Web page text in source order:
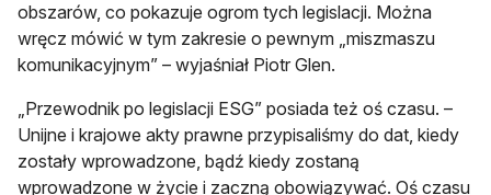
obszarów, co pokazuje ogrom tych legislacji. Można
wręcz mówić w tym zakresie o pewnym „miszmaszu
komunikacyjnym” – wyjaśniał Piotr Glen.
„Przewodnik po legislacji ESG” posiada też oś czasu. –
Unijne i krajowe akty prawne przypisaliśmy do dat, kiedy
zostały wprowadzone, bądź kiedy zostaną
wprowadzone w życie i zaczną obowiązywać. Oś czasu